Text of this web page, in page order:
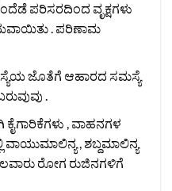
ಪರಿಸರದಿಂದ ವೃಕ್ಷಗಳು
. ಪರಿಣಾಮ
ಜೊತೆಗೆ ಆಹಾರದ ಸಮಸ್ಯೆ
.
, ವಾಹನಗಳ
, ಶಬ್ದಮಾಲಿನ್ಯ
ರೋಗ ರುಜಿನಗಳಿಗೆ